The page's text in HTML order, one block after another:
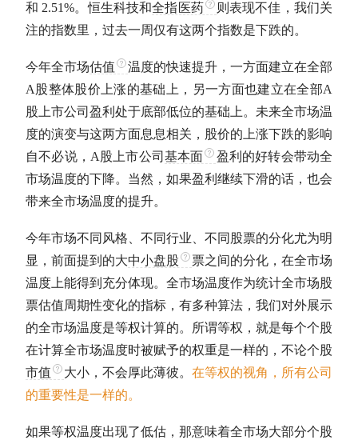
和 2.51%。恒生科技和全指医药
则表现不佳，我们关
注的指数里，过去一周仅有这两个指数是下跌的。
今年全市场估值
温度的快速提升，一方面建立在全部
A股整体股价上涨的基础上，另一方面也建立在全部A
股 上市公司盈利处于底部低位的基础上。未来全市场温
度的演变与这两方面息息相关，股价的上涨下跌的影响
自不必说， A股 上市公司 基本面
盈利的好转会带动全
市场温度的下降。当然，如果盈利继续下滑的话，也会
带来全市场温度的提升。
今年市场不同风格、不同行业、不同股票的分化尤为明
显，前面提到的大中小盘股
票之间的分化，在全市场
温度上能得到充分体现。全市场温度作为统计全市场股
票估值周期性变化的指标，有多种算法，我们对外展示
的全市场温度是等权计算的。所谓等权，就是每个个股
在计算全市场温度时被赋予的权重是一样的，不论个股
市值
大小，不会厚此薄彼。 在等权的视角，所有公司
的重要性是一样的。
如果等权温度出现了低估，那意味着全市场大部分个股